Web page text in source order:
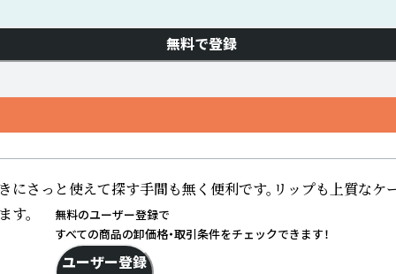
無料で登録
さっと使えて探す手間も無く便利です。リップも上質なケ
。
無料のユーザー登録で
すべての商品の卸価格・取引条件をチェックできます！
ユーザー登録